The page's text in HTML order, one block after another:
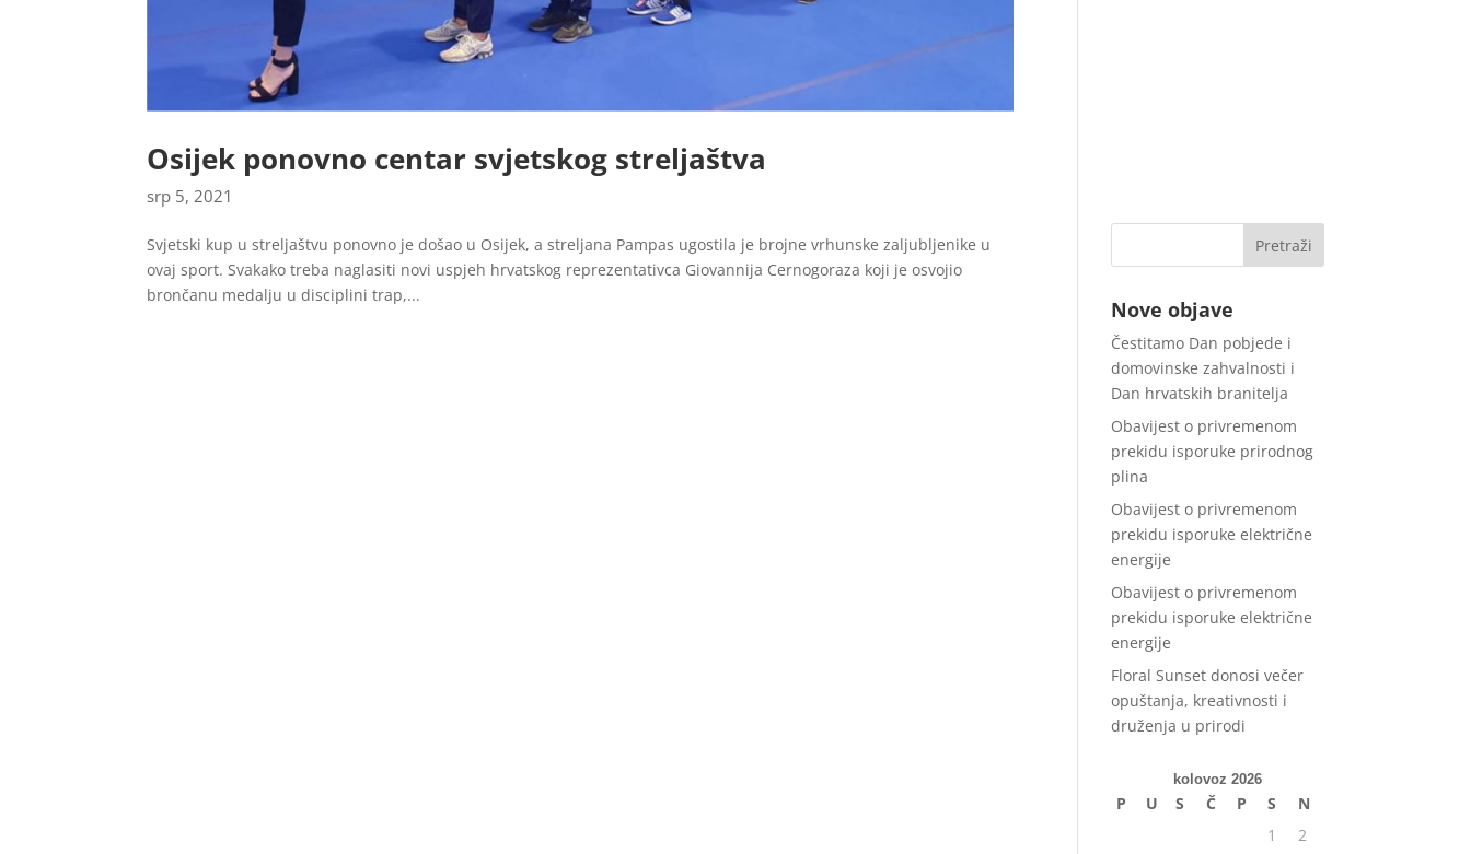
Osijek ponovno centar svjetskog streljaštva
srp 5, 2021
Svjetski kup u streljaštvu ponovno je došao u Osijek, a streljana Pampas ugostila je brojne vrhunske zaljubljenike u
ovaj sport. Svakako treba naglasiti novi uspjeh hrvatskog reprezentativca Giovannija Cernogoraza koji je osvojio
brončanu medalju u disciplini trap,...
Nove objave
Čestitamo Dan pobjede i
domovinske zahvalnosti i
Dan hrvatskih branitelja
Obavijest o privremenom
prekidu isporuke prirodnog
plina
Obavijest o privremenom
prekidu isporuke električne
energije
Obavijest o privremenom
prekidu isporuke električne
energije
Floral Sunset donosi večer
opuštanja, kreativnosti i
druženja u prirodi
kolovoz 2026
P U S Č P S
N
1
2